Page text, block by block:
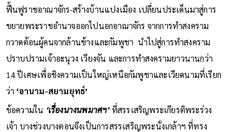
ฟื้นฟูราชอาณาจักร-สร้างบ้านแปงเมือง เปลี่ยนประเด็นมาสู่การ
ขยายพระราชอำนาจออกไปนอกอาณาจักร จากการทำสงคราม
กวาดต้อนผู้คนจากล้านช้างและกัมพูชา นำไปสู่การทำสงคราม
ปราบปรามเจ้าอะนุวง เวียงจัน และการทำสงครามยาวนานกว่า
14 ปีเศษเพื่อชิงความเป็นใหญ่เหนือกัมพูชาและเวียดนามที่เรียก
ว่า ‘อานาม-สยามยุทธ์’
ข้อความใน ‘เรื่องนางนพมาศฯ’ที่สรรเสริญพระเกียรติพระร่วง
เจ้า บางช่วงบางตอนจึงเป็นการสรรเสริญพระนั่งเกล้าฯ ที่ทรง